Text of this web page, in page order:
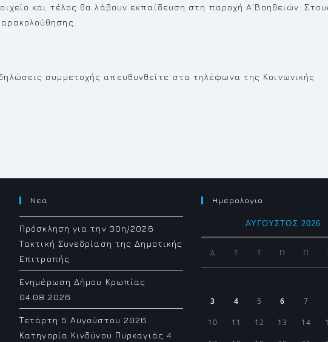
και τέλος θα λάβουν εκπαίδευση στη παροχή Α’Βοηθειών.
συμμετοχής απευθυνθείτε στα τηλέφωνα της Κοινωνικής
Νεα
Πρόσκληση για την 30η/2026
Τακτική Συνεδρίαση της Δημοτικής
Επιτροπής
Ενημέρωση Δήμου Κρωπίας
04.08.2026
Τετάρτη 5 Αυγούστου 2026
Κατηγορία Κινδύνου Πυρκαγιάς 4
Ημερολογιο
ΑΎΓΟΥΣΤΟΣ 2026
Δ Τ Τ Π Π
3 4 5 6 7
10 11 12 13 14